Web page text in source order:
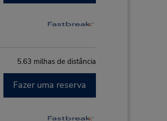
5.63 milhas de distância
Fazer uma reserva